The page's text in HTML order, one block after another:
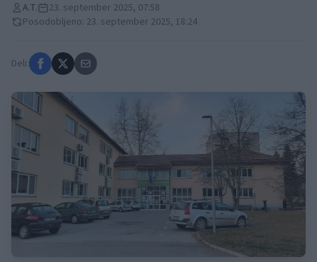
A.T.
23. september 2025, 07:58
Posodobljeno: 23. september 2025, 18:24
Deli: